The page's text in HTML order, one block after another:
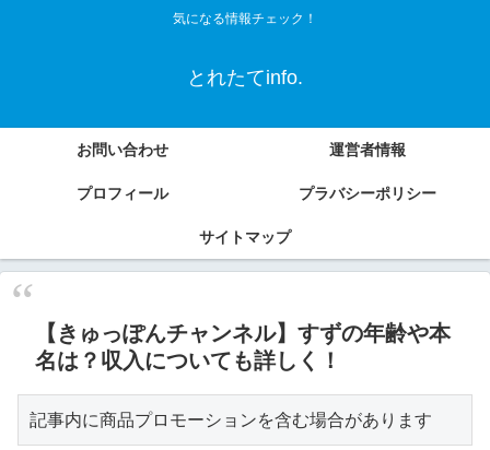
気になる情報チェック！
とれたてinfo.
お問い合わせ 運営者情報
プロフィール プラバシーポリシー
サイトマップ
【きゅっぽんチャンネル】すずの年齢や本
名は？収入についても詳しく！
記事内に商品プロモーションを含む場合があります